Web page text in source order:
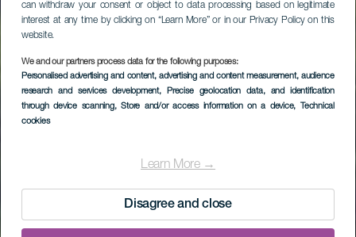
can withdraw your consent or object to data processing based on legitimate
interest at any time by clicking on “Learn More” or in our Privacy Policy on this
website.
We and our partners process data for the following purposes:
Personalised advertising and content, advertising and content measurement, audience
research and services development, Precise geolocation data, and identification
through device scanning, Store and/or access information on a device, Technical
cookies
Learn More →
Disagree and close
Moradita